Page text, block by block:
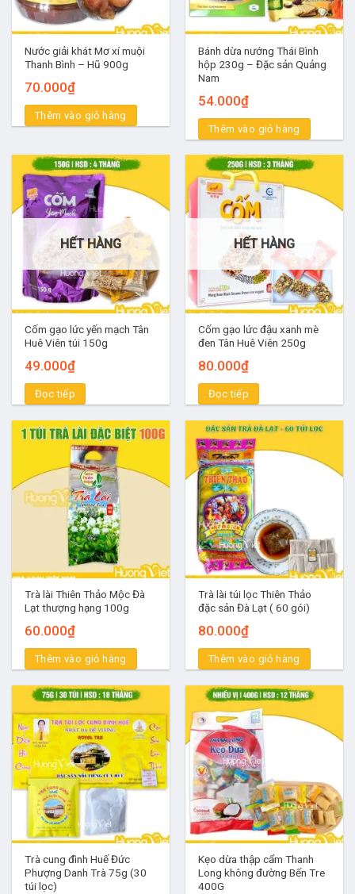
Nước giải khát Mơ xí muội
Thanh Bình – Hũ 900g
70.000₫
Thêm vào giỏ hàng
Bánh dừa nướng Thái Bình
hộp 230g – Đặc sản Quảng
Nam
54.000₫
Thêm vào giỏ hàng
HẾT HÀNG
Cốm gạo lức yến mạch Tân
Huê Viên túi 150g
49.000₫
Đọc tiếp
HẾT HÀNG
Cốm gạo lức đậu xanh mè
đen Tân Huê Viên 250g
80.000₫
Đọc tiếp
Trà lài Thiên Thảo Mộc Đà
Lạt thượng hạng 100g
60.000₫
Thêm vào giỏ hàng
Trà lài túi lọc Thiên Thảo
đặc sản Đà Lạt ( 60 gói)
80.000₫
Thêm vào giỏ hàng
Trà cung đình Huế Đức
Phượng Danh Trà 75g (30
túi lọc)
Kẹo dừa thập cẩm Thanh
Long không đường Bến Tre
400G